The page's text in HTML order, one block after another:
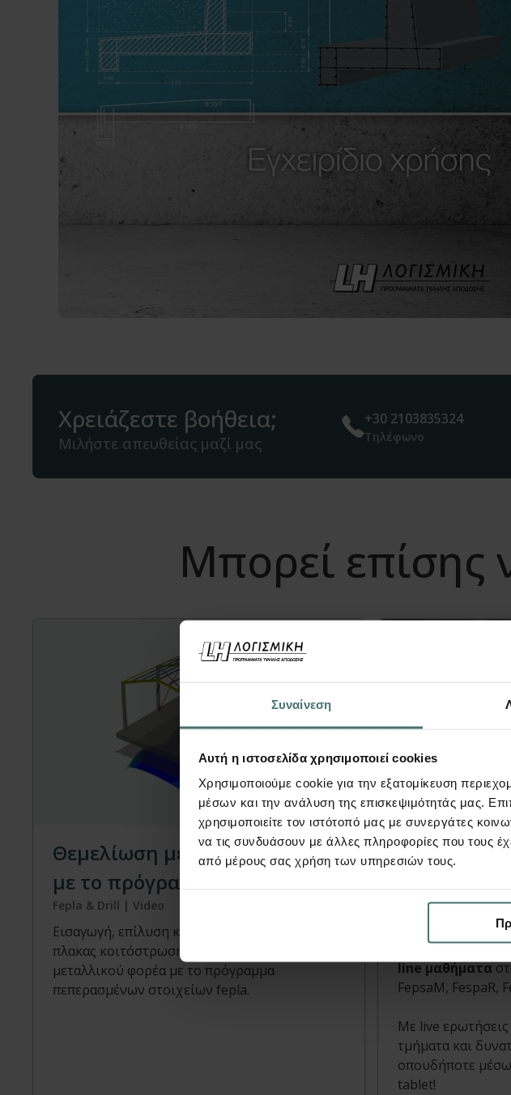
Συναίνεση
Αυτή η ιστοσελίδα χρησιμοποιεί cookies
Χρησιμοποιούμε cookie για την εξατομίκευση
μέσων και την ανάλυση της επισκεψιμότητάς μας.
χρησιμοποιείτε τον ιστότοπό μας με συνεργάτες
να τις συνδυάσουν με άλλες πληροφορίες που τους
από μέρους σας χρήση των υπηρεσιών τους.
Χρειάζεστε βοήθεια;
Μιλήστε απευθείας μαζί μας
+30 2103835324
Τηλέφωνο
Μπορεί επίσης
Video
Θεμελίωση μεταλλικού φορέα
με το πρόγραμμα Fepla
Fepla & Drill | Video
Εισαγωγή, επίλυση και διαστασιολόγηση
πλακας κοιτόστρωσης, για τη θεμελίωση
μεταλλικού φορέα με το πρόγραμμα
πεπερασμένων στοιχείων fepla.
On line
FespaC, FespaM,
Κλείστε τη θέση
line μαθήματα
FepsaM, FespaR,
Με live ερωτήσεις
τμήματα και
οπουδήποτε
tablet!